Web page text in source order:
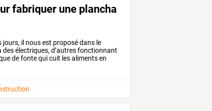
fabriquer une plancha
jours, il nousest proposédans le
desélectriques, d’autresfonctionnant
defontequicuit lesalimentsen